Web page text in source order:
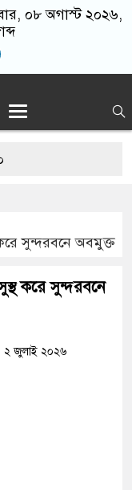
০৮ অগাস্ট
সুন্দরবনে অবমুক্ত
করে সুন্দরবনে
২ জুলাই ২০২৬